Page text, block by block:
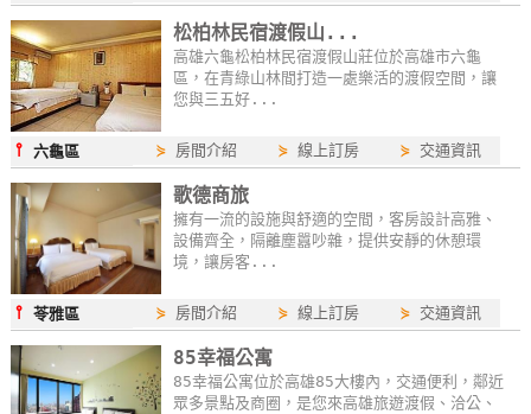
松柏林民宿渡假山...
高雄六龜松柏林民宿渡假山莊位於高雄市六龜
區，在青綠山林間打造一處樂活的渡假空間，讓
您與三五好...
⫯六龜區 ⋟ 房間介紹 ⋟線上訂房 ⋟ 交通資訊
歌德商旅
擁有一流的設施與舒適的空間，客房設計高雅、
設備齊全，隔離塵囂吵雜，提供安靜的休憩環
境，讓房客...
⫯苓雅區 ⋟ 房間介紹 ⋟線上訂房 ⋟ 交通資訊
85幸福公寓
85幸福公寓位於高雄85大樓內，交通便利，鄰近
眾多景點及商圈，是您來高雄旅遊渡假、洽公、